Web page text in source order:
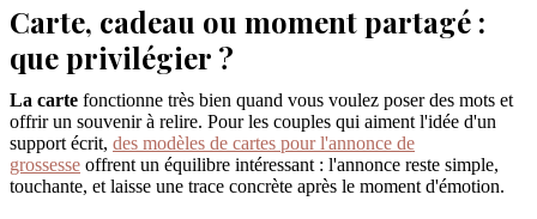
Carte, cadeau ou moment partagé :
que privilégier ?
La carte fonctionne très bien quand vous voulez poser des mots et
offrir un souvenir à relire. Pour les couples qui aiment l'idée d'un
support écrit, des modèles de cartes pour l'annonce de
grossesse offrent un équilibre intéressant : l'annonce reste simple,
touchante, et laisse une trace concrète après le moment d'émotion.